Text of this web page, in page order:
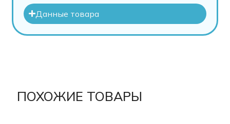
Данные товара
ПОХОЖИЕ ТОВАРЫ